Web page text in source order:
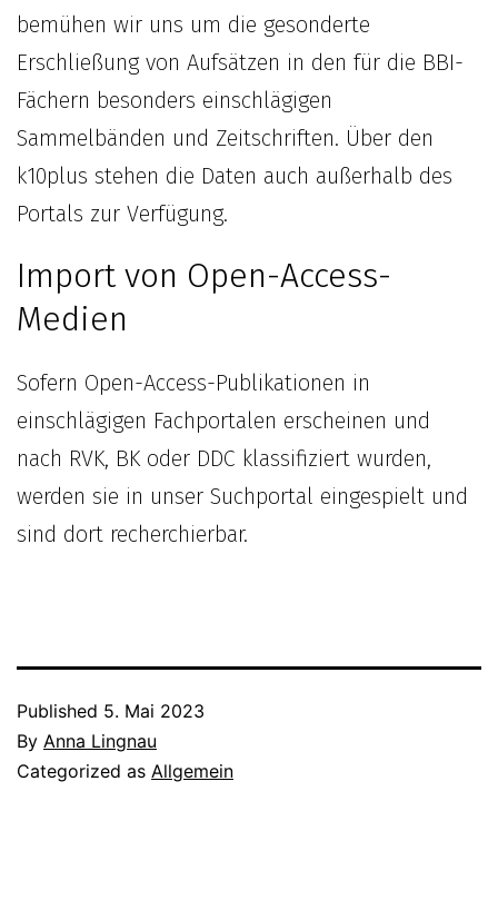
bemühen wir uns um die gesonderte
Erschließung von Aufsätzen in den für die BBI-
Fächern besonders einschlägigen
Sammelbänden und Zeitschriften. Über den
k10plus stehen die Daten auch außerhalb des
Portals zur Verfügung.
Import von Open-Access-
Medien
Sofern Open-Access-Publikationen in
einschlägigen Fachportalen erscheinen und
nach RVK, BK oder DDC klassifiziert wurden,
werden sie in unser Suchportal eingespielt und
sind dort recherchierbar.
Published 5. Mai 2023
By Anna Lingnau
Categorized as Allgemein